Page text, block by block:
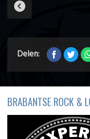
Delen:
BRABANTSE ROCK &